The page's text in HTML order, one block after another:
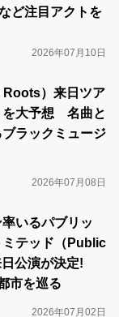
ど注目アクトを
2026年07月10日
Roots）来日ツア
を大予想 名曲と
ラックミュージ
2026年07月08日
いるパブリッ
ミテッド（Public
日公演が決定!
市を巡る
2026年07月02日